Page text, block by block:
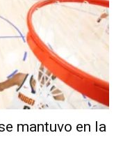
mantuvo en la